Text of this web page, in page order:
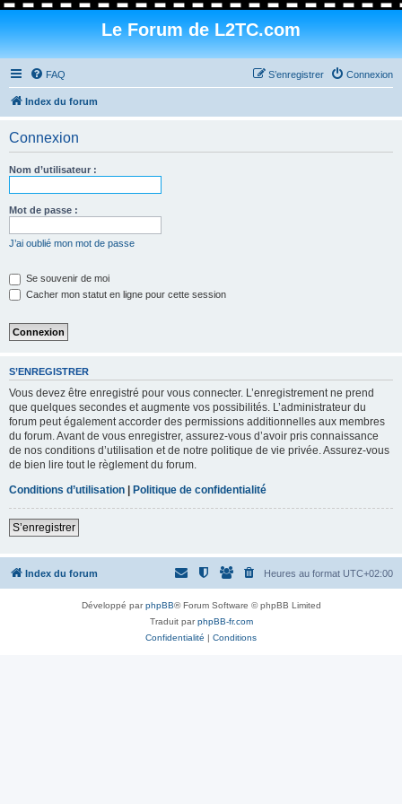
Le Forum de L2TC.com
FAQ Connexion
S’enregistrer
Index du forum
Connexion
Nom d’utilisateur :
Mot de passe :
J’ai oublié mon mot de passe
Se souvenir de moi
Cacher mon statut en ligne pour cette session
S’ENREGISTRER
Vous devez être enregistré pour vous connecter. L’enregistrement ne prend
que quelques secondes et augmente vos possibilités. L’administrateur du
forum peut également accorder des permissions additionnelles aux membres
du forum. Avant de vous enregistrer, assurez-vous d’avoir pris connaissance
de nos conditions d’utilisation et de notre politique de vie privée. Assurez-vous
de bien lire tout le règlement du forum.
Conditions d’utilisation | Politique de confidentialité
S’enregistrer
Index du forum Heures au format UTC+02:00
Développé parphpBB® Forum Software © phpBB Limited
Traduit parphpBB-fr.com
Confidentialité | Conditions